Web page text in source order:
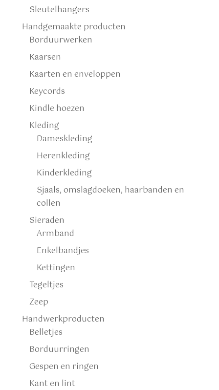
Sleutelhangers
Handgemaakte producten
Borduurwerken
Kaarsen
Kaarten en enveloppen
Keycords
Kindle hoezen
Kleding
Dameskleding
Herenkleding
Kinderkleding
Sjaals, omslagdoeken, haarbanden en
collen
Sieraden
Armband
Enkelbandjes
Kettingen
Tegeltjes
Zeep
Handwerkproducten
Belletjes
Borduurringen
Gespen en ringen
Kant en lint